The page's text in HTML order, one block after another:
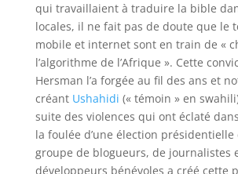
qui travaillaient à traduire la bible
locales, il ne fait pas de doute que le
mobile et internet sont en train de «
l’algorithme de l’Afrique ». Cette
Hersman l’a forgée au fil des ans et
créant Ushahidi (« témoin » en
suite des violences qui ont éclaté
la foulée d’une élection présidentielle
groupe de blogueurs, de journalistes
développeurs bénévoles a créé cette